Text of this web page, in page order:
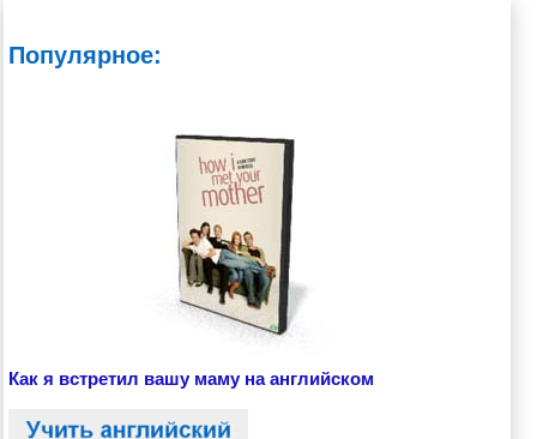
Популярное:
Как я встретил вашу маму на английском